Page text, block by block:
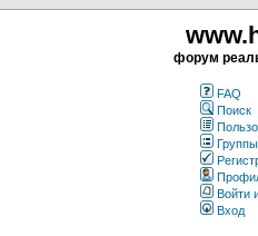
форум
FAQ
Поиск
Группы
Войти
Вход